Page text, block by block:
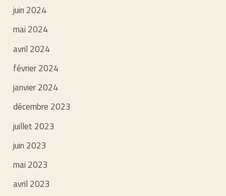
juin 2024
mai 2024
avril 2024
février 2024
janvier 2024
décembre 2023
juillet 2023
juin 2023
mai 2023
avril 2023